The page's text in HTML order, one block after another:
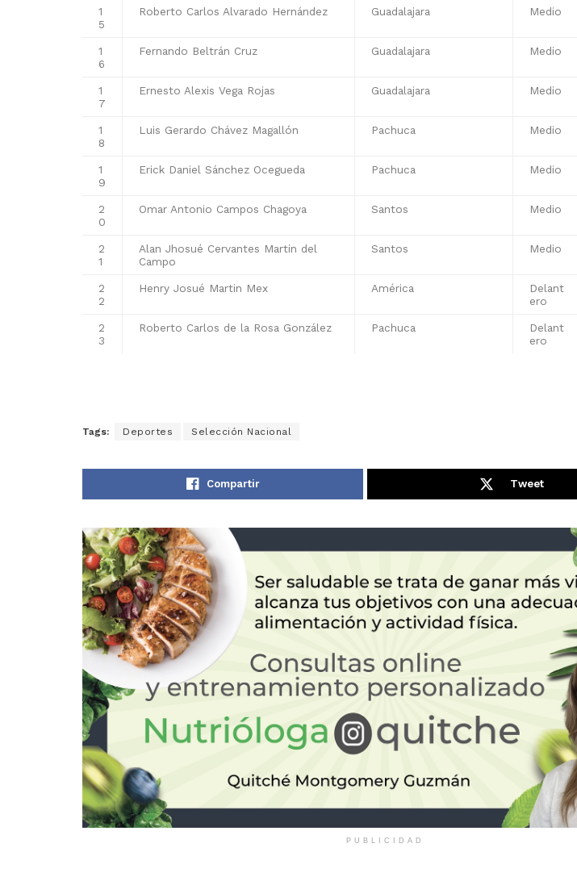
1
5
Roberto Carlos Alvarado Hernández Guadalajara Medio
1
6
Fernando Beltrán Cruz Guadalajara Medio
1
7
Ernesto Alexis Vega Rojas Guadalajara Medio
1
8
Luis Gerardo Chávez Magallón Pachuca Medio
1
9
Erick Daniel Sánchez Ocegueda Pachuca Medio
2
0
Omar Antonio Campos Chagoya Santos Medio
2
1
Alan Jhosué Cervantes Martin del
Campo
Santos Medio
2
2
Henry Josué Martin Mex América
Delant
ero
2
3
Roberto Carlos de la Rosa González Pachuca
Delant
ero
Tags: Deportes Selección Nacional
Compartir Tweet
PUBLICIDAD